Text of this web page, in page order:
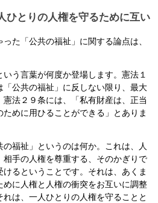
ひとりの人権を守るために互い
た「公共の福祉」に関する論点は、
う言葉が何度か登場します。憲法１
「公共の福祉」に反しない限り、最大
法２９条には、「私有財産は、正当
めに用ひることができる」とありま
福祉」というのは何か。これは、人
手の人権を尊重する、そのかぎりで
るということです。それは、あくま
に人権と人権の衝突をお互いに調整
は、一人ひとりの人権を守ることと